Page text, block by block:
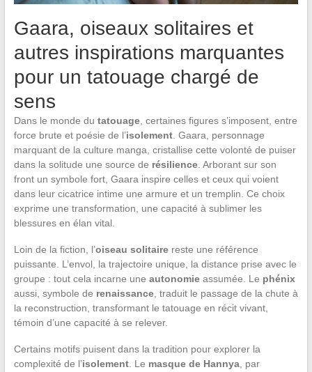
Gaara, oiseaux solitaires et
autres inspirations marquantes
pour un tatouage chargé de
sens
Dans le monde du tatouage, certaines figures s’imposent, entre
force brute et poésie de l’isolement. Gaara, personnage
marquant de la culture manga, cristallise cette volonté de puiser
dans la solitude une source de résilience. Arborant sur son
front un symbole fort, Gaara inspire celles et ceux qui voient
dans leur cicatrice intime une armure et un tremplin. Ce choix
exprime une transformation, une capacité à sublimer les
blessures en élan vital.
Loin de la fiction, l’oiseau solitairereste une référence
puissante. L’envol, la trajectoire unique, la distance prise avec le
groupe : tout cela incarne une autonomieassumée. Le phénix
aussi, symbole de renaissance, traduit le passage de la chute à
la reconstruction, transformant le tatouage en récit vivant,
témoin d’une capacité à se relever.
Certains motifs puisent dans la tradition pour explorer la
complexité de l’isolement. Le masque de Hannya, par